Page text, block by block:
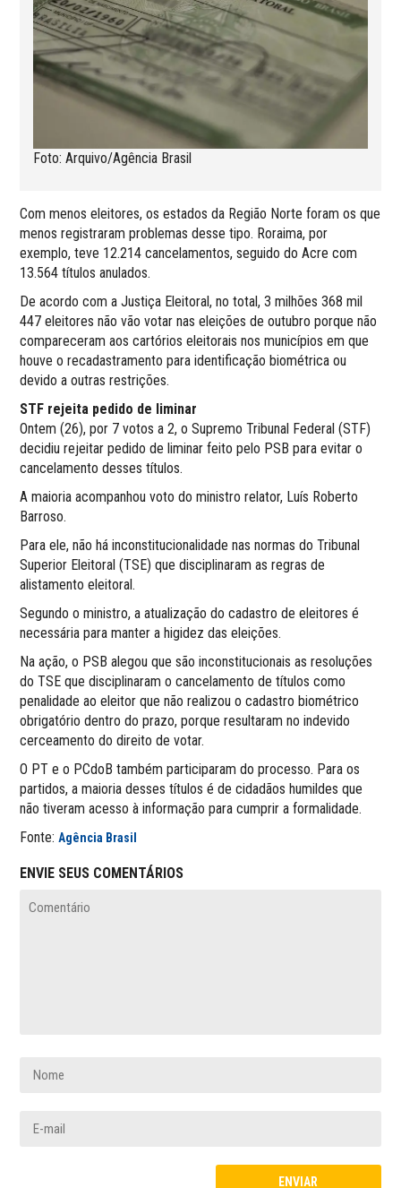
Foto: Arquivo/Agência Brasil
Com menos eleitores, os estados da Região Norte foram os que
menos registraram problemas desse tipo. Roraima, por
exemplo, teve 12.214 cancelamentos, seguido do Acre com
13.564 títulos anulados.
De acordo com a Justiça Eleitoral, no total, 3 milhões 368 mil
447 eleitores não vão votar nas eleições de outubro porque não
compareceram aos cartórios eleitorais nos municípios em que
houve o recadastramento para identificação biométrica ou
devido a outras restrições.
STF rejeita pedido de liminar
Ontem (26), por 7 votos a 2, o Supremo Tribunal Federal (STF)
decidiu rejeitar pedido de liminar feito pelo PSB para evitar o
cancelamento desses títulos.
A maioria acompanhou voto do ministro relator, Luís Roberto
Barroso.
Para ele, não há inconstitucionalidade nas normas do Tribunal
Superior Eleitoral (TSE) que disciplinaram as regras de
alistamento eleitoral.
Segundo o ministro, a atualização do cadastro de eleitores é
necessária para manter a higidez das eleições.
Na ação, o PSB alegou que são inconstitucionais as resoluções
do TSE que disciplinaram o cancelamento de títulos como
penalidade ao eleitor que não realizou o cadastro biométrico
obrigatório dentro do prazo, porque resultaram no indevido
cerceamento do direito de votar.
O PT e o PCdoB também participaram do processo. Para os
partidos, a maioria desses títulos é de cidadãos humildes que
não tiveram acesso à informação para cumprir a formalidade.
Fonte:Agência Brasil
ENVIE SEUS COMENTÁRIOS